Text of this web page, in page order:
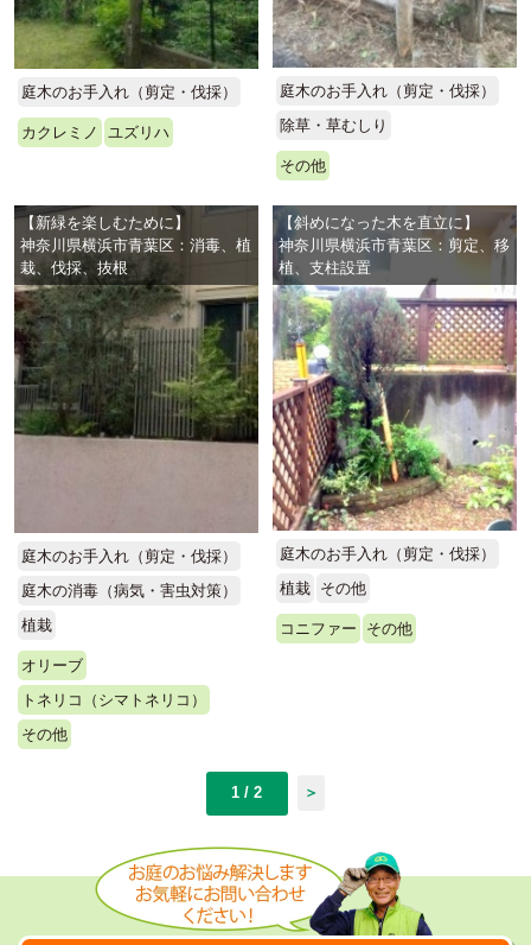
庭木のお手入れ（剪定・伐採）
カクレミノ ユズリハ
庭木のお手入れ（剪定・伐採）
除草・草むしり
その他
【新緑を楽しむために】
神奈川県横浜市青葉区：消毒、植
栽、伐採、抜根
庭木のお手入れ（剪定・伐採）
庭木の消毒（病気・害虫対策）
植栽
オリーブ
トネリコ（シマトネリコ）
その他
【斜めになった木を直立に】
神奈川県横浜市青葉区：剪定、移
植、支柱設置
庭木のお手入れ（剪定・伐採）
植栽 その他
コニファー その他
1 / 2 ＞